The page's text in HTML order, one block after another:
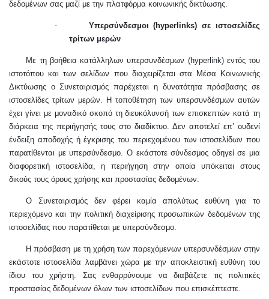
δεδομένων σας μαζί με την πλατφόρμα κοινωνικής δικτύωσης.
·
Υπερσύνδεσμοι (hyperlinks) σε ιστοσελίδες
τρίτων μερών
Με τη βοήθεια κατάλληλων υπερσυνδέσμων (hyperlink) εντός του
ιστοτόπου και των σελίδων που διαχειρίζεται στα Μέσα Κοινωνικής
Δικτύωσης ο Συνεταιρισμός παρέχεται η δυνατότητα πρόσβασης σε
ιστοσελίδες τρίτων μερών. Η τοποθέτηση των υπερσυνδέσμων αυτών
έχει γίνει με μοναδικό σκοπό τη διευκόλυνσή των επισκεπτών κατά τη
διάρκεια της περιήγησής τους στο διαδίκτυο. Δεν αποτελεί επ’ ουδενί
ένδειξη αποδοχής ή έγκρισης του περιεχομένου των ιστοσελίδων που
παρατίθενται με υπερσύνδεσμο. Ο εκάστοτε σύνδεσμος οδηγεί σε μια
διαφορετική ιστοσελίδα, η περιήγηση στην οποία υπόκειται στους
δικούς τους όρους χρήσης και προστασίας δεδομένων.
Ο Συνεταιρισμός δεν φέρει καμία απολύτως ευθύνη για το
περιεχόμενο και την πολιτική διαχείρισης προσωπικών δεδομένων της
ιστοσελίδας που παρατίθεται με υπερσύνδεσμο.
Η πρόσβαση με τη χρήση των παρεχόμενων υπερσυνδέσμων στην
εκάστοτε ιστοσελίδα λαμβάνει χώρα με την αποκλειστική ευθύνη του
ίδιου του χρήστη. Σας ενθαρρύνουμε να διαβάζετε τις πολιτικές
προστασίας δεδομένων όλων των ιστοσελίδων που επισκέπτεστε.